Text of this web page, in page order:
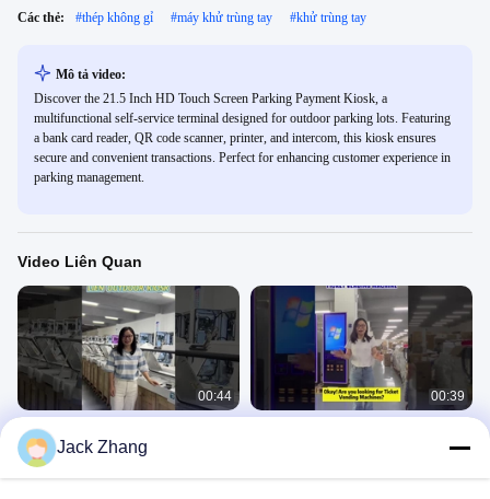
Các thẻ: #thép không gỉ #máy khử trùng tay #khử trùng tay
Mô tả video:
Discover the 21.5 Inch HD Touch Screen Parking Payment Kiosk, a
multifunctional self-service terminal designed for outdoor parking lots. Featuring
a bank card reader, QR code scanner, printer, and intercom, this kiosk ensures
secure and convenient transactions. Perfect for enhancing customer experience in
parking management.
Video Liên Quan
00:44
Kiosk tự thanh toán ngoài trời
Kiosk Tự Kiểm Tra
00:39
Jack Zhang